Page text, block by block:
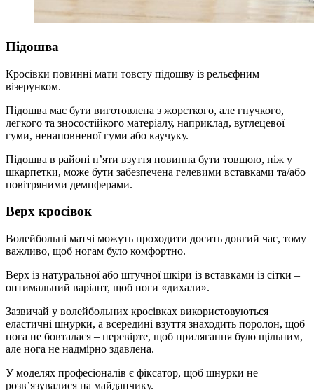
Підошва
Кросівки повинні мати товсту підошву із рельєфним
візерунком.
Підошва має бути виготовлена ​​з жорсткого, але гнучкого,
легкого та зносостійкого матеріалу, наприклад, вуглецевої
гуми, ненаповненої гуми або каучуку.
Підошва в районі п’яти взуття повинна бути товщою, ніж у
шкарпетки, може бути забезпечена гелевими вставками та/або
повітряними демпферами.
Верх кросівок
Волейбольні матчі можуть проходити досить довгий час, тому
важливо, щоб ногам було комфортно.
Верх із натуральної або штучної шкіри із вставками із сітки –
оптимальний варіант, щоб ноги «дихали».
Зазвичай у волейбольних кросівках використовуються
еластичні шнурки, а всередині взуття знаходить поролон, щоб
нога не бовталася – перевірте, щоб прилягання було щільним,
але нога не надмірно здавлена.
У моделях професіоналів є фіксатор, щоб шнурки не
розв’язувалися на майданчику.